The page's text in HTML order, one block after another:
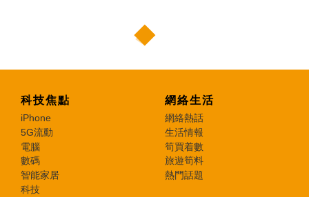
科技焦點
iPhone
5G流動
電腦
數碼
智能家居
科技
網絡生活
網絡熱話
生活情報
筍買着數
旅遊筍料
熱門話題